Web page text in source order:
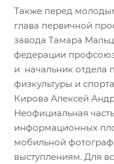
Также перед
глава первичной
завода Тамара
федерации
и начальник отдела
физкультуры и
Кирова Алексей
Неофициальная
информационных
мобильной
выступлениям. Для